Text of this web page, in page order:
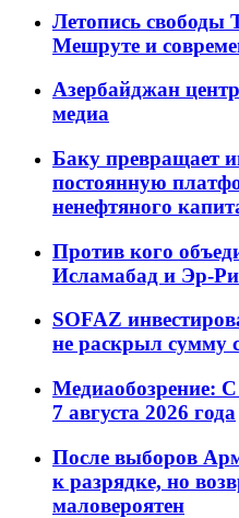
Летопись свободы
Мешруте и
Азербайджан
медиа
Баку превращает
постоянную
ненефтяного
Против кого
Исламабад и Эр-
SOFAZ
не раскрыл сумму
Медиаобозрение: С
7 августа 2026 года
После выборов
к разрядке, но
маловероятен